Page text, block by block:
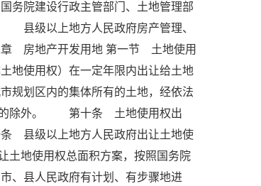
院建设行政主管部门、土地管理部
县级以上地方人民政府房产管理、
章 房地产开发用地 第一节 土地使用
使用权）在一定年限内出让给土地
划区内的集体所有的土地，经依法
定的除外。 第十条 土地使用权出
县级以上地方人民政府出让土地使
土地使用权总面积方案，按照国务院
县人民政府有计划、有步骤地进